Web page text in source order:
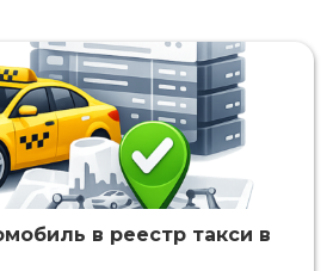
в реестр такси в